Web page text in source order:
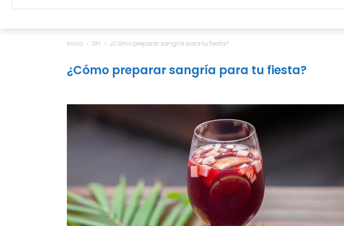
Inicio DIY ¿Cómo preparar sangría para tu fiesta?
¿Cómo preparar sangría para tu fiesta?